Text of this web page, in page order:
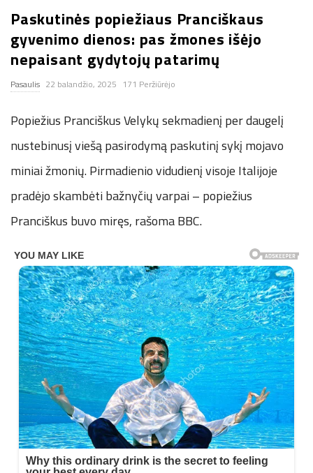
n
.
n
e
t
Paskutinės popiežiaus Pranciškaus
gyvenimo dienos: pas žmones išėjo
nepaisant gydytojų patarimų
Pasaulis 22 balandžio, 2025 171 Peržiūrėjo
Popiežius Pranciškus Velykų sekmadienį per daugelį
nustebinusį viešą pasirodymą paskutinį sykį mojavo
miniai žmonių. Pirmadienio vidudienį visoje Italijoje
pradėjo skambėti bažnyčių varpai – popiežius
Pranciškus buvo miręs, rašoma BBC.